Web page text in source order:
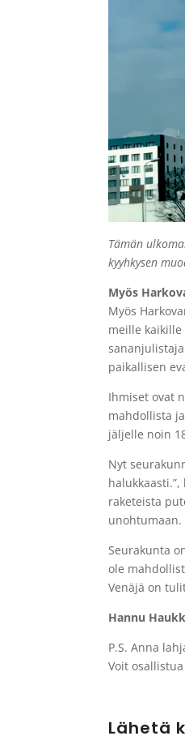
Tämän
kyyhkysen
Myös
Myös
meille
paikallisen
Ihmiset ovat
mahdollista
jäljelle noin
Nyt
raketeista
unohtumaan.
Seurakunta
ole
Venäjä on
Hannu
P.S. Anna
Voit
Lähetä